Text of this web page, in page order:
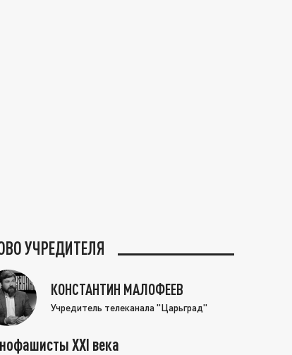
УЧРЕДИТЕЛЯ
КОНСТАНТИН МАЛОФЕЕВ
Учредитель телеканала "Царьград"
XXI века